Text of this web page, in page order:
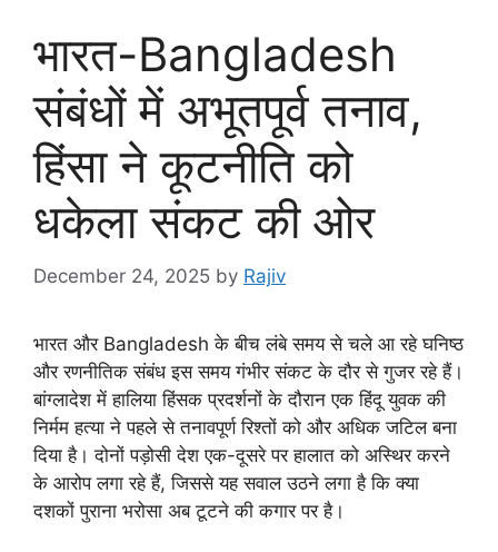
भारत-Bangladesh
संबंधों में अभूतपूर्व तनाव,
हिंसा ने कूटनीति को
धकेला संकट की ओर
December 24, 2025 by Rajiv
भारत और Bangladesh के बीच लंबे समय से चले आ रहे घनिष्ठ
और रणनीतिक संबंध इस समय गंभीर संकट के दौर से गुजर रहे हैं।
बांग्लादेश में हालिया हिंसक प्रदर्शनों के दौरान एक हिंदू युवक की
निर्मम हत्या ने पहले से तनावपूर्ण रिश्तों को और अधिक जटिल बना
दिया है। दोनों पड़ोसी देश एक-दूसरे पर हालात को अस्थिर करने
के आरोप लगा रहे हैं, जिससे यह सवाल उठने लगा है कि क्या
दशकों पुराना भरोसा अब टूटने की कगार पर है।